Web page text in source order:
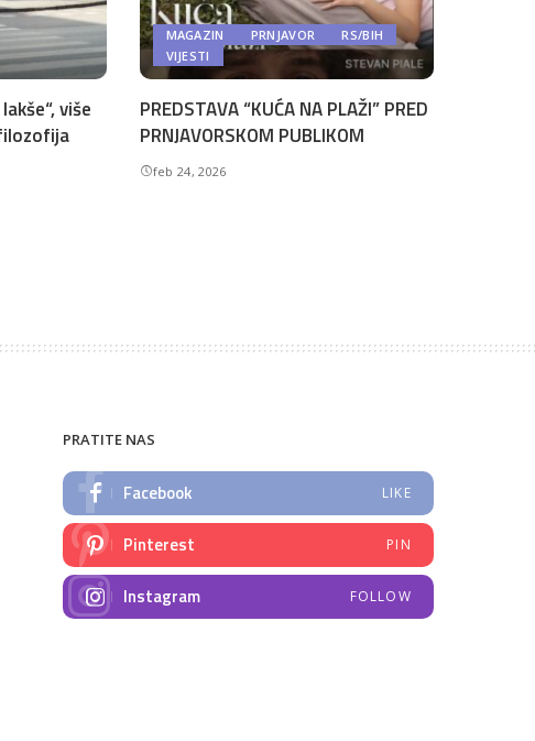
više
MAGAZIN PRNJAVOR
RS/BIH
VIJESTI
PREDSTAVA “KUĆA NA PLAŽI” PRED
PRNJAVORSKOM PUBLIKOM
feb 24, 2026
PRATITE NAS
Facebook LIKE
Pinterest PIN
Instagram FOLLOW